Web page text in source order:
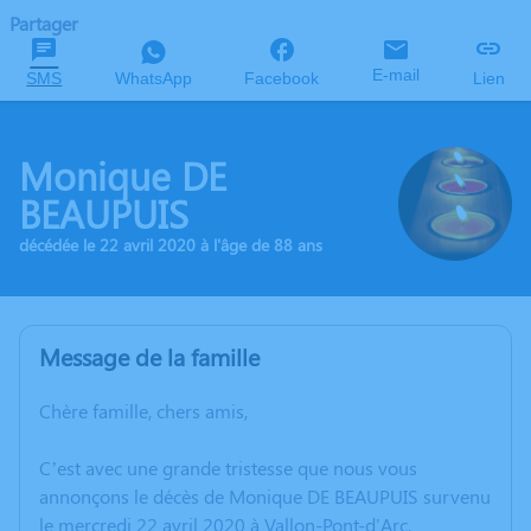
Partager
SMS WhatsApp Facebook E-mail Lien
Monique DE
BEAUPUIS
décédée le 22 avril 2020 à l'âge de 88 ans
Message de la famille
Chère famille, chers amis,
C’est avec une grande tristesse que nous vous
annonçons le décès de Monique DE BEAUPUIS survenu
le mercredi 22 avril 2020 à Vallon-Pont-d'Arc.